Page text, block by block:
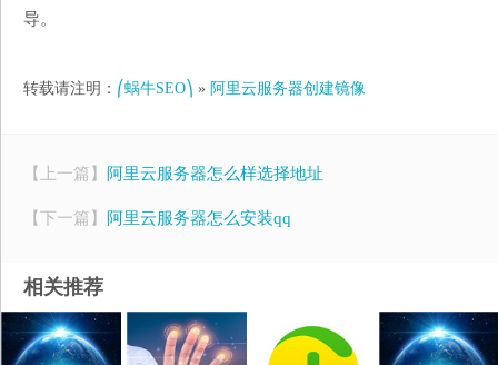
导。
转载请注明： ⎛蜗牛SEO⎞ » 阿里云服务器创建镜像
【上一篇】 阿里云服务器怎么样选择地址
【下一篇】 阿里云服务器怎么安装qq
相关推荐